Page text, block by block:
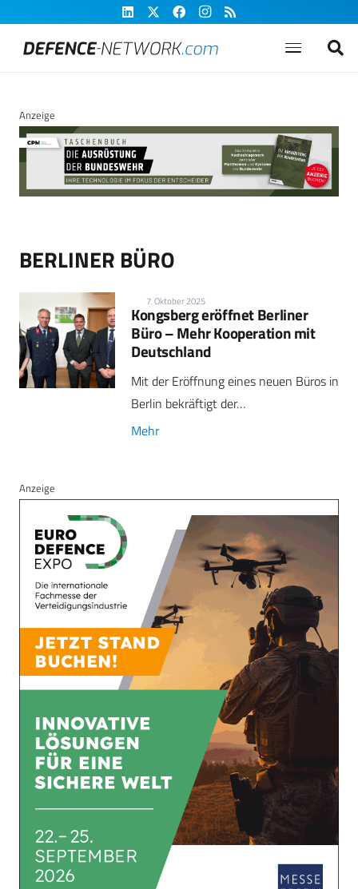
Anzeige
BERLINER BÜRO
7. Oktober 2025
Kongsberg eröffnet Berliner
Büro – Mehr Kooperation mit
Deutschland
Mit der Eröffnung eines neuen Büros in
Berlin bekräftigt der…
Mehr
Anzeige